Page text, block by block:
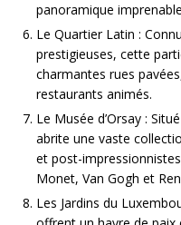
panoramique
Le Quartier Latin :
prestigieuses, cette
charmantes rues
restaurants animés.
Le Musée d’Orsay :
abrite une vaste
et post-
Monet, Van Gogh et
Les Jardins du